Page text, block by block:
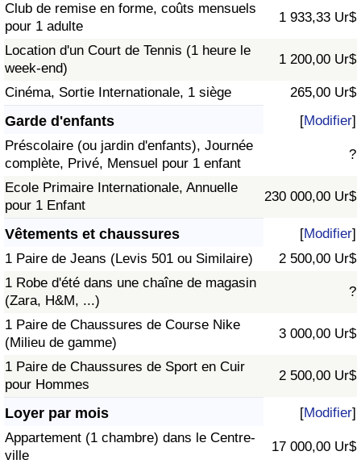
Club de remise en forme, coûts mensuels
pour 1 adulte
1 933,33 Ur$
Location d'un Court de Tennis (1 heure le
week-end)
1 200,00 Ur$
Cinéma, Sortie Internationale, 1 siège 265,00 Ur$
Garde d'enfants [Modifier]
Préscolaire (ou jardin d'enfants), Journée
complète, Privé, Mensuel pour 1 enfant
?
Ecole Primaire Internationale, Annuelle
pour 1 Enfant
230 000,00 Ur$
Vêtements et chaussures [Modifier]
1 Paire de Jeans (Levis 501 ou Similaire)
2 500,00 Ur$
1 Robe d'été dans une chaîne de magasin
(Zara, H&M, ...)
?
1 Paire de Chaussures de Course Nike
(Milieu de gamme)
3 000,00 Ur$
1 Paire de Chaussures de Sport en Cuir
pour Hommes
2 500,00 Ur$
Loyer par mois [Modifier]
Appartement (1 chambre) dans le Centre-
ville
17 000,00 Ur$